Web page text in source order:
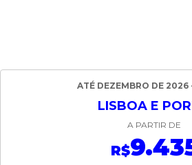
ATÉ DEZEMBRO DE 2026
LISBOA E
A PARTIR DE
R$